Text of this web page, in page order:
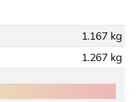
1.167 kg
1.267 kg